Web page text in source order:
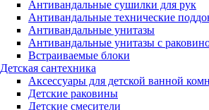
Антивандальные сушилки для рук
Антивандальные технические
Антивандальные унитазы
Антивандальные унитазы с
Встраиваемые блоки
Детская сантехника
Аксессуары для детской ванной
Детские раковины
Детские смесители